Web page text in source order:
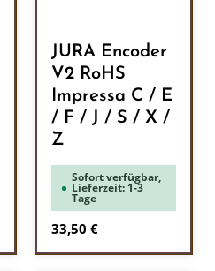
JURA Encoder
V2 RoHS
Impressa C / E
/ F / J / S / X /
Z
Sofort verfügbar,
Lieferzeit: 1-3
Tage
Regulärer Preis:
33,50 €